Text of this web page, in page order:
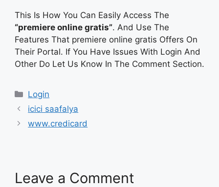
This Is How You Can Easily Access The
“premiere online gratis”. And Use The
Features That premiere online gratis Offers On
Their Portal. If You Have Issues With Login And
Other Do Let Us Know In The Comment Section.
Categories
Login
icici saafalya
www.credicard
Leave a Comment